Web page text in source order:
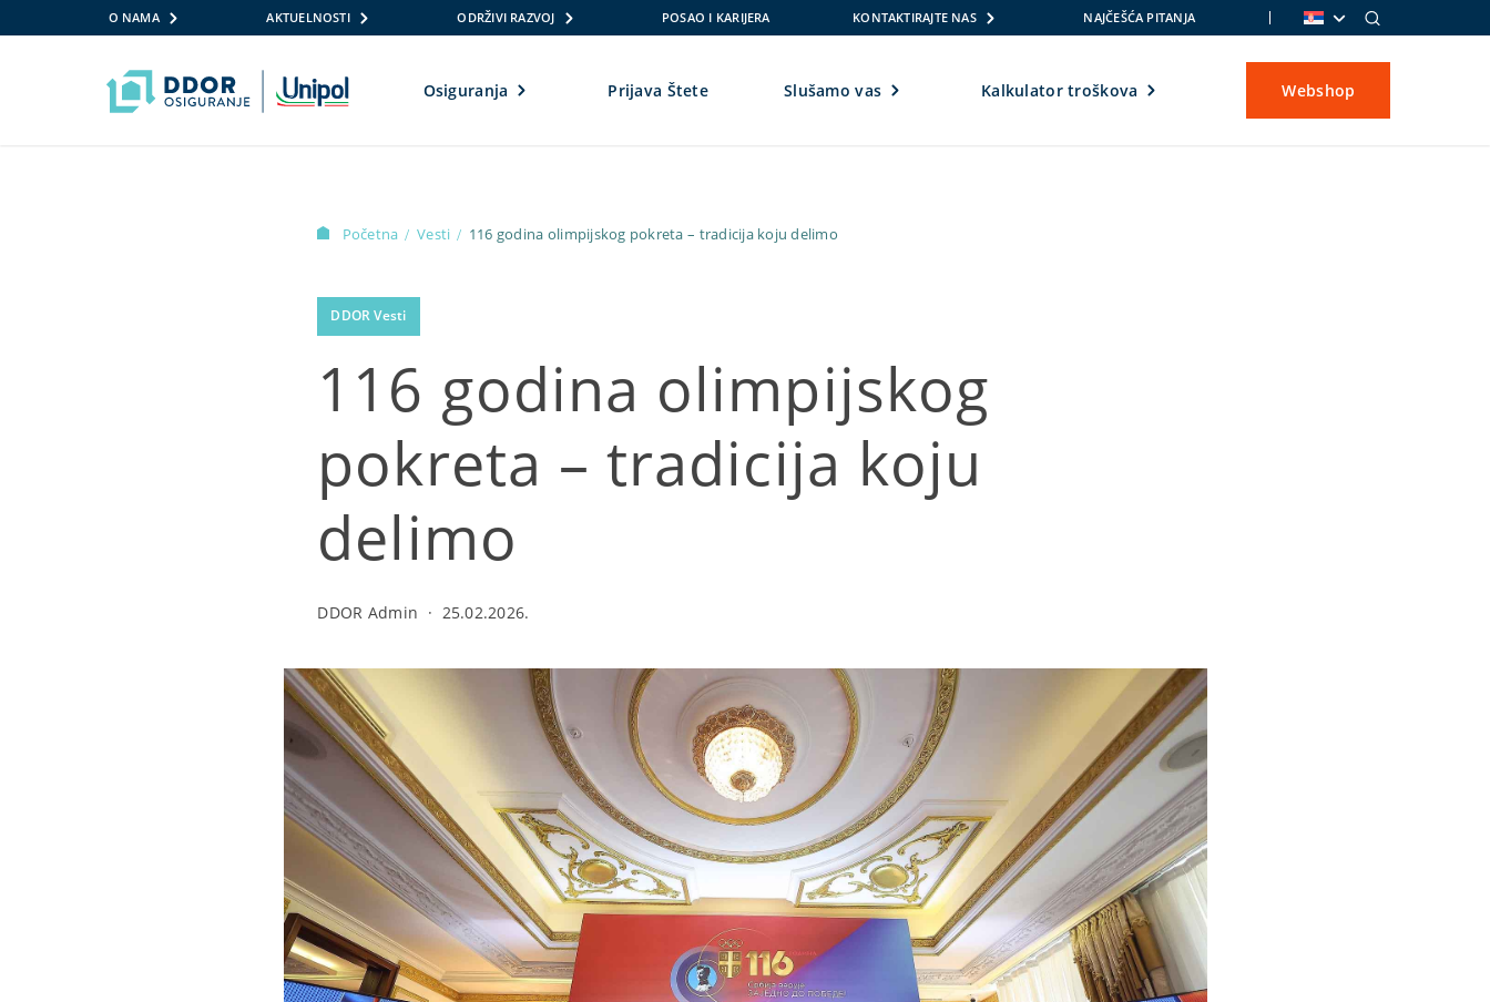
O NAMA AKTUELNOSTI ODRŽIVI RAZVOJ POSAO I KARIJERA KONTAKTIRAJTE NAS NAJČEŠĆA PITANJA
Osiguranja Prijava Štete Slušamo vas Kalkulator troškova Webshop
Početna / Vesti / 116 godina olimpijskog pokreta – tradicija koju delimo
DDOR Vesti
116 godina olimpijskog
pokreta – tradicija koju
delimo
DDOR Admin · 25.02.2026.